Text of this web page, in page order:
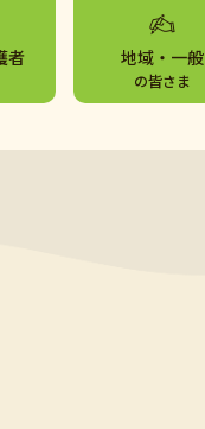
者 地域・一般
の皆さま